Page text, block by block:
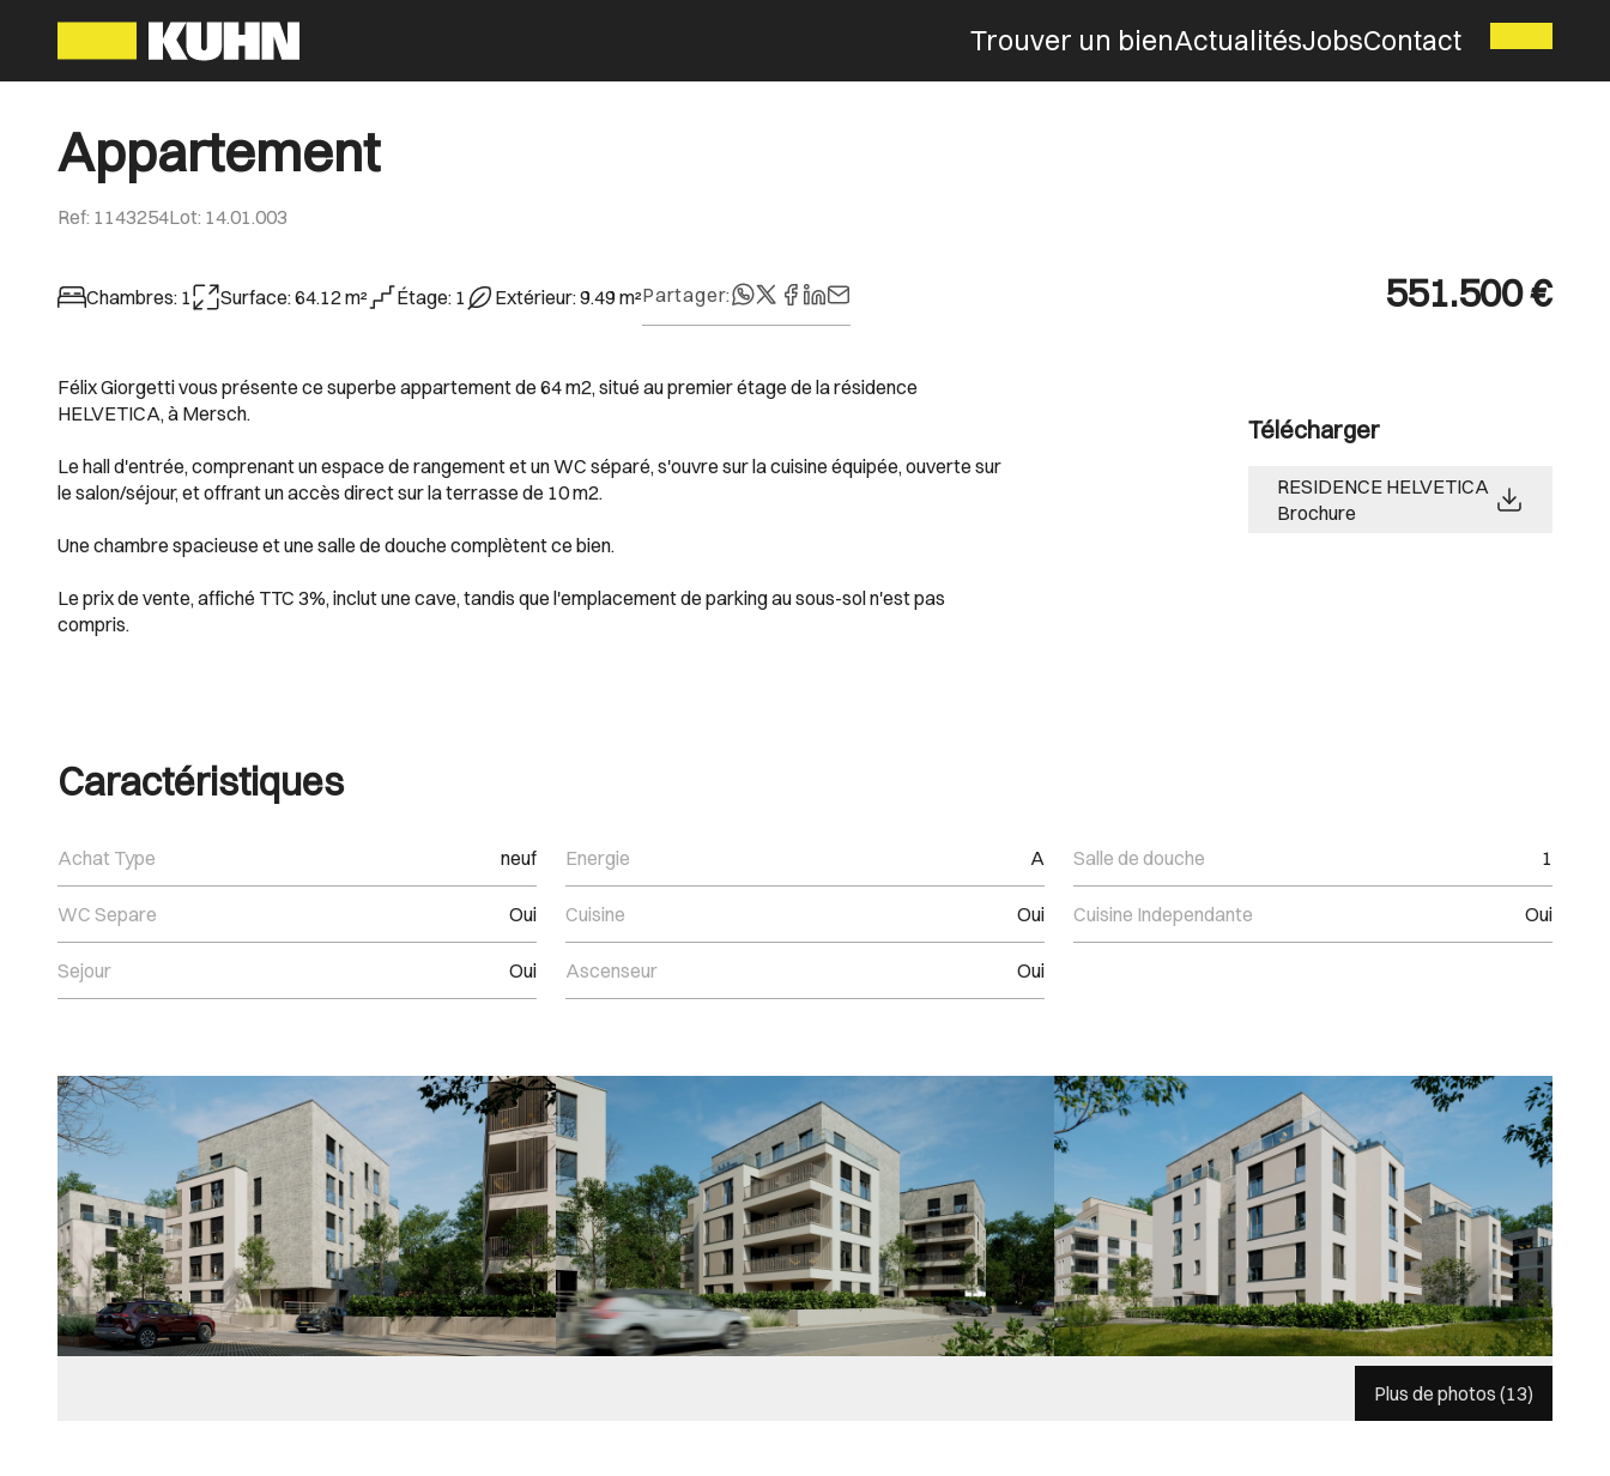
Appartement
Ref: 1143254Lot: 14.01.003
Chambres: 1 Surface:64.12m² Étage: 1 Extérieur:9.49m²Partager:
Félix Giorgetti vous présente ce superbe appartement de 64 m2, situé au premier étage de la résidence
HELVETICA, à Mersch.
Le hall d'entrée, comprenant un espace de rangement et un WC séparé, s'ouvre sur la cuisine équipée, ouverte sur
le salon/séjour, et offrant un accès direct sur la terrasse de 10 m2.
Une chambre spacieuse et une salle de douche complètent ce bien.
Le prix de vente, affiché TTC 3%, inclut une cave, tandis que l'emplacement de parking au sous-sol n'est pas
compris.
551.500 €
Télécharger
RESIDENCE HELVETICA
Brochure
Caractéristiques
Achat Type neuf Energie A Salle de douche 1
WC Separe Oui Cuisine Oui Cuisine Independante Oui
Sejour Oui Ascenseur Oui
Images Gallery
Plus de photos (13)
Trouver un bienActualitésJobsContact
Menu